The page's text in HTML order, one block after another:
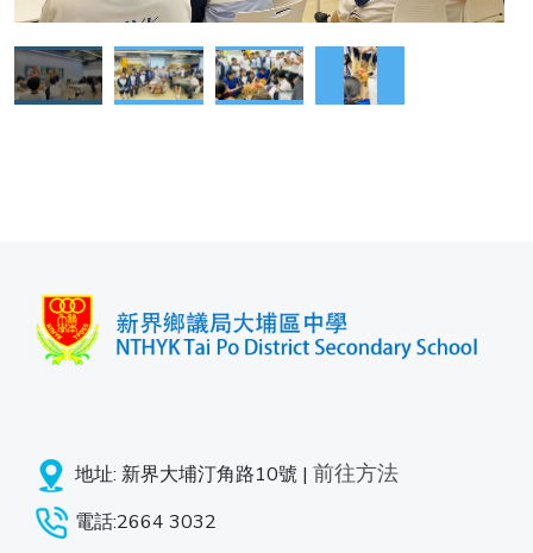
地址: 新界大埔汀角路10號 | 前往方法
電話:2664 3032